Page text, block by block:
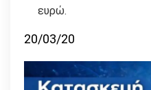
ευρώ.
20/03/20